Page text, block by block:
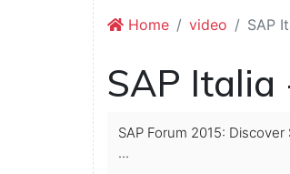
Home video SAP
SAP Italia
SAP Forum 2015:
...